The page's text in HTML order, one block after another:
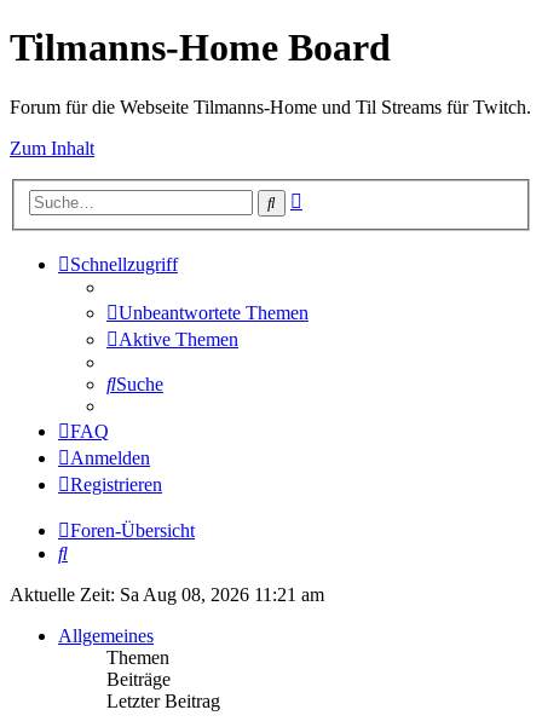
Tilmanns-Home Board
Forum für die Webseite Tilmanns-Home und Til Streams für Twitch.
Zum Inhalt
Suche
Schnellzugriff
Unbeantwortete Themen
Aktive Themen
Suche
FAQ
Anmelden
Registrieren
Foren-Übersicht
Suche
Aktuelle Zeit: Sa Aug 08, 2026 11:21 am
Allgemeines
Themen
Beiträge
Letzter Beitrag